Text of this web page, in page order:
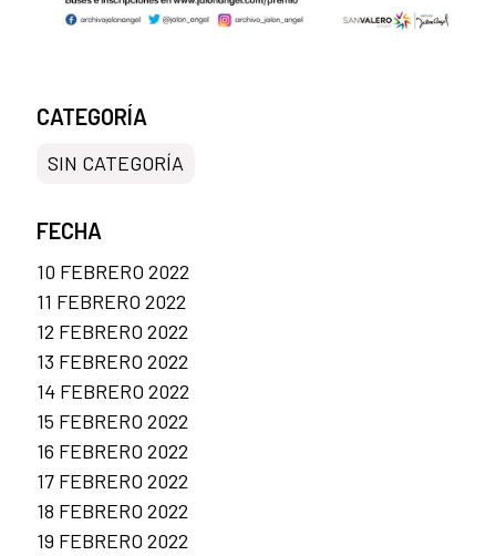
CATEGORÍA
SIN CATEGORÍA
FECHA
10 FEBRERO 2022
11 FEBRERO 2022
12 FEBRERO 2022
13 FEBRERO 2022
14 FEBRERO 2022
15 FEBRERO 2022
16 FEBRERO 2022
17 FEBRERO 2022
18 FEBRERO 2022
19 FEBRERO 2022